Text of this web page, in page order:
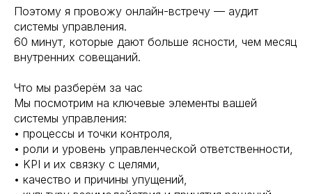
Поэтому я провожу онлайн-встречу — аудит
системы управления.
60 минут, которые дают больше ясности, чем месяц
внутренних совещаний.
Что мы разберём за час
Мы посмотрим на ключевые элементы вашей
системы управления:
• процессы и точки контроля,
• роли и уровень управленческой ответственности,
• KPI и их связку с целями,
• качество и причины упущений,